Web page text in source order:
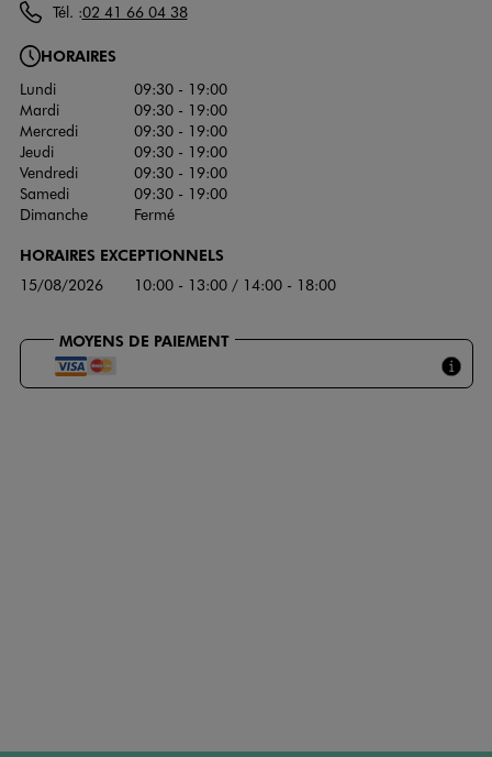
Tél. :02 41 66 04 38
HORAIRES
Lundi
09:30 - 19:00
Mardi
09:30 - 19:00
Mercredi
09:30 - 19:00
Jeudi
09:30 - 19:00
Vendredi
09:30 - 19:00
Samedi
09:30 - 19:00
Dimanche
Fermé
HORAIRES EXCEPTIONNELS
15/08/2026 10:00 - 13:00 / 14:00 - 18:00
MOYENS DE PAIEMENT